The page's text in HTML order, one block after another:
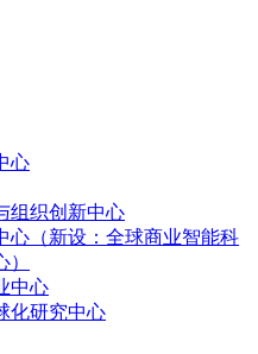
心
组织创新中心
心（新设：全球商业智能科
中心
化研究中心